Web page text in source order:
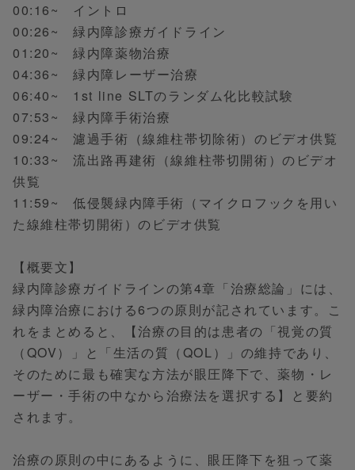
00:16~ イントロ
00:26~ 緑内障診療ガイドライン
01:20~ 緑内障薬物治療
04:36~ 緑内障レーザー治療
06:40~ 1st line SLTのランダム化比較試験
07:53~ 緑内障手術治療
09:24~ 濾過手術（線維柱帯切除術）のビデオ供覧
10:33~ 流出路再建術（線維柱帯切開術）のビデオ
供覧
11:59~ 低侵襲緑内障手術（マイクロフックを用い
た線維柱帯切開術）のビデオ供覧
【概要文】
緑内障診療ガイドラインの第4章「治療総論」には、
緑内障治療における6つの原則が記されています。こ
れをまとめると、【治療の目的は患者の「視覚の質
（QOV）」と「生活の質（QOL）」の維持であり、
そのために最も確実な方法が眼圧降下で、薬物・レ
ーザー・手術の中なから治療法を選択する】と要約
されます。
治療の原則の中にあるように、眼圧降下を狙って薬